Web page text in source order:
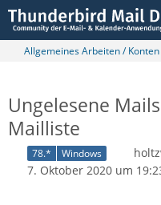
Allgemeines Arbeiten /
Ungelesene
Mailliste
78.* Windows
7. Oktober 2020 um